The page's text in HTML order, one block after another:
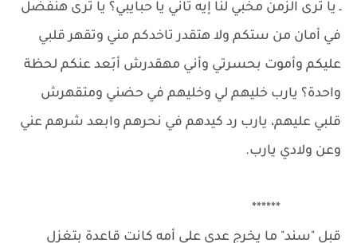
ـ يا ترى الزمن مخبي لنا إيه تاني يا حبايبي؟ يا ترى هنفضل
في أمان من ستكم ولا هتقدر تاخدكم مني وتقهر قلبي
عليكم وأموت بحسرتي وأني مهقدرش أبَعد عنكم لحظة
واحدة؟ يارب خليهم لي وخليهم في حضني ومتقهرش
قلبي عليهم، يارب رد كيدهم في نحرهم وابعد شرهم عني
وعن ولادي يارب.
******
قبل "سند" ما يخرج عدى على أمه كانت قاعدة بتغزل